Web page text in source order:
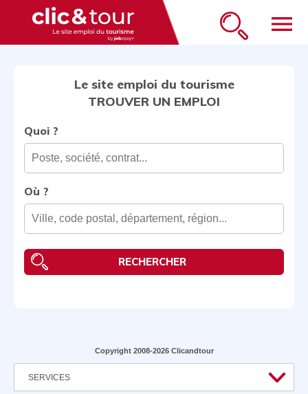
menu
Le site emploi du tourisme
TROUVER UN EMPLOI
Quoi ?
Où ?
RECHERCHER
Copyright 2008-2026 Clicandtour
SERVICES